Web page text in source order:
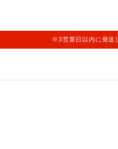
※3営業日以内に発送